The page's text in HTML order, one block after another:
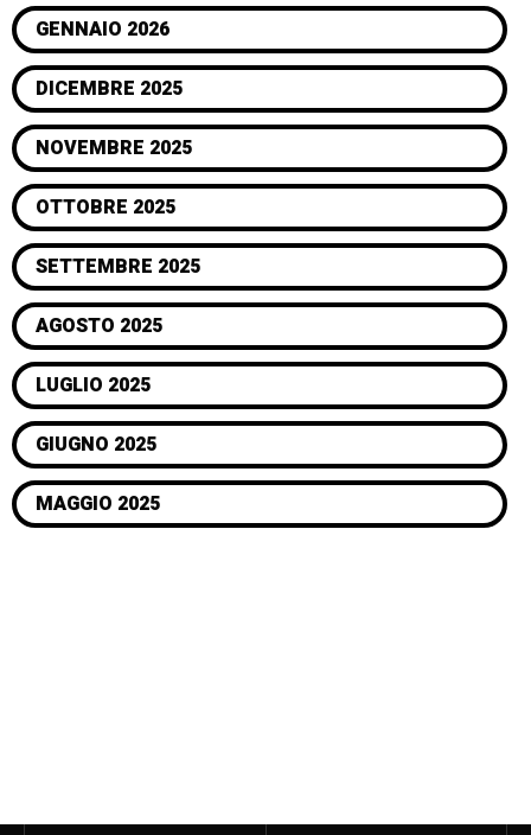
GENNAIO 2026
DICEMBRE 2025
NOVEMBRE 2025
OTTOBRE 2025
SETTEMBRE 2025
AGOSTO 2025
LUGLIO 2025
GIUGNO 2025
MAGGIO 2025